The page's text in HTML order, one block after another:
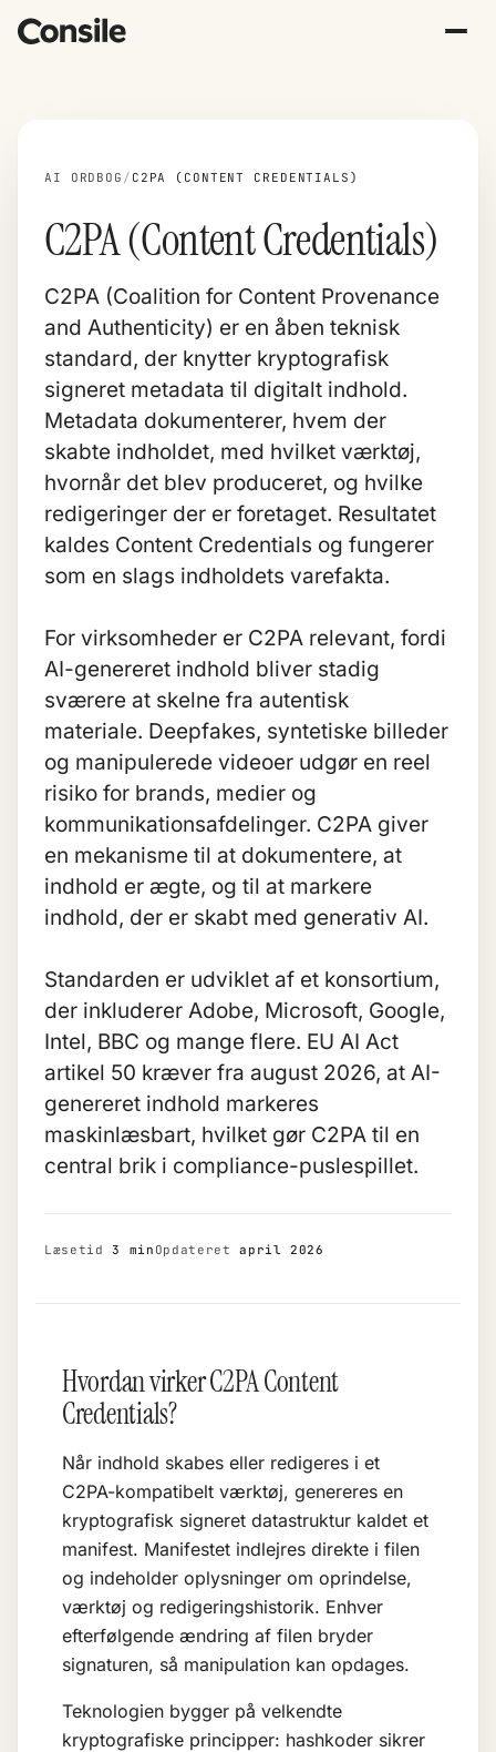
AI ORDBOG / C2PA (CONTENT CREDENTIALS)
C2PA (Content Credentials)
C2PA (Coalition for Content Provenance
and Authenticity) er en åben teknisk
standard, der knytter kryptografisk
signeret metadata til digitalt indhold.
Metadata dokumenterer, hvem der
skabte indholdet, med hvilket værktøj,
hvornår det blev produceret, og hvilke
redigeringer der er foretaget. Resultatet
kaldes Content Credentials og fungerer
som en slags indholdets varefakta.
For virksomheder er C2PA relevant, fordi
AI-genereret indhold bliver stadig
sværere at skelne fra autentisk
materiale. Deepfakes, syntetiske billeder
og manipulerede videoer udgør en reel
risiko for brands, medier og
kommunikationsafdelinger. C2PA giver
en mekanisme til at dokumentere, at
indhold er ægte, og til at markere
indhold, der er skabt med generativ AI.
Standarden er udviklet af et konsortium,
der inkluderer Adobe, Microsoft, Google,
Intel, BBC og mange flere. EU AI Act
artikel 50 kræver fra august 2026, at AI-
genereret indhold markeres
maskinlæsbart, hvilket gør C2PA til en
central brik i compliance-puslespillet.
Læsetid3 min Opdateretapril 2026
Hvordan virker C2PA Content
Credentials?
Når indhold skabes eller redigeres i et
C2PA-kompatibelt værktøj, genereres en
kryptografisk signeret datastruktur kaldet et
manifest. Manifestet indlejres direkte i filen
og indeholder oplysninger om oprindelse,
værktøj og redigeringshistorik. Enhver
efterfølgende ændring af filen bryder
signaturen, så manipulation kan opdages.
Teknologien bygger på velkendte
kryptografiske principper: hashkoder sikrer